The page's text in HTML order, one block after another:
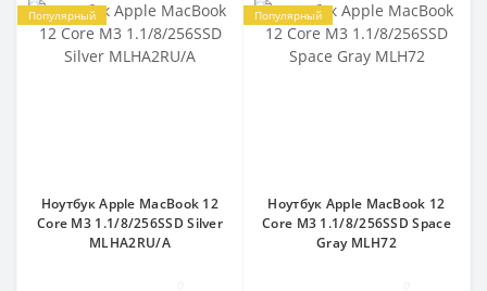
Популярный
Ноутбук Apple MacBook 12
Core M3 1.1/8/256SSD Silver
MLHA2RU/A
Популярный
Ноутбук Apple MacBook 12
Core M3 1.1/8/256SSD Space
Gray MLH72